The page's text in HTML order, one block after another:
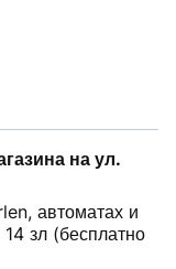
на ул.
автоматах и
зл (бесплатно